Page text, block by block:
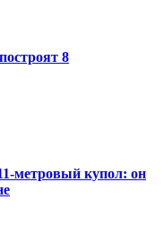
8
метровый купол: он